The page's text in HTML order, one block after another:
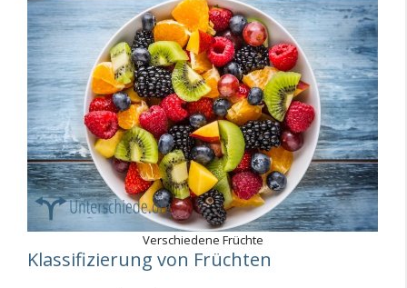
Verschiedene Früchte
Klassifizierung von Früchten